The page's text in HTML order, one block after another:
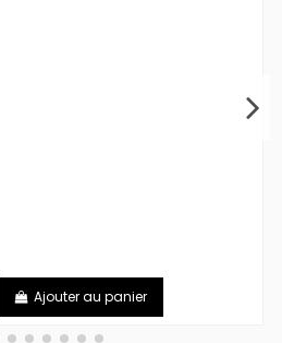
Ajouter au panier